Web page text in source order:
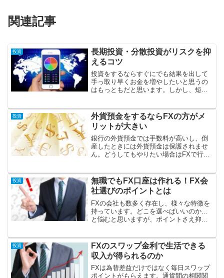
関連記事
投資
長期投資・分散投資がリスクを抑
えるコツ
投資をするならすぐにでも結果を出して
手っ取り早くお金を増やしたいと思うの
はもっともだと思います。しかし、短期
すすめできません。
投資
外貨預金をするならFXの方がメ
リットが大きい
銀行の外貨預金では手数料が高いし、倒
産したときには外貨預金は保護されませ
ん。どうしてもやりたい場合はFXで行っ
ッジを使うことによって投資効率が上が
ります。
投資
無職でもFX口座は作れる！FX会
社選びのポイントとは
FXの会社も数多く存在し、様々な特徴を
持っています。どこを選べばいいのか…
と悩むと思いますが、ポイントさえ抑え
で諦める必要はありません。
投資
FXのスワップ金利で生活できる
収入が得られるのか
FXは為替差益だけではなく毎日スワップ
ポイントがもらえます。通貨間の相関関